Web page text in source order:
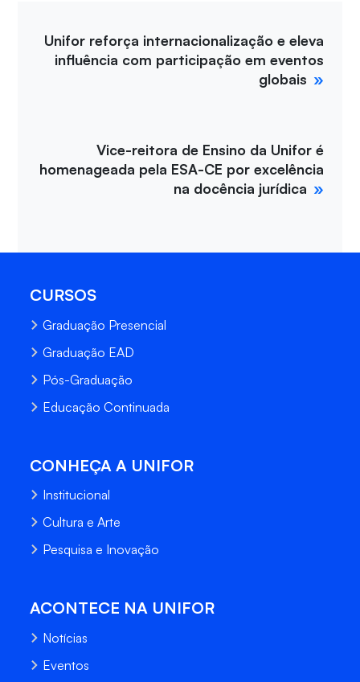
Unifor reforça internacionalização e eleva
influência com participação em eventos
globais
Vice-reitora de Ensino da Unifor é
homenageada pela ESA-CE por excelência
na docência jurídica
CURSOS
Graduação Presencial
Graduação EAD
Pós-Graduação
Educação Continuada
CONHEÇA A UNIFOR
Institucional
Cultura e Arte
Pesquisa e Inovação
ACONTECE NA UNIFOR
Notícias
Eventos